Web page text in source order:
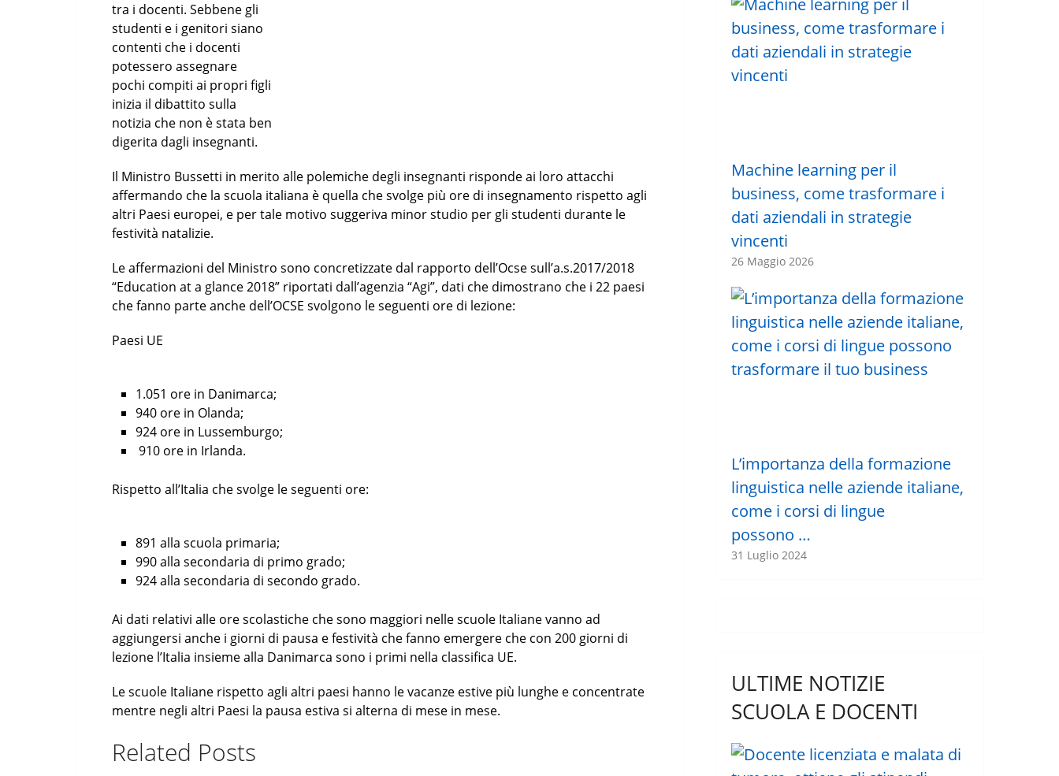
tra i docenti. Sebbene gli
studenti e i genitori siano
contenti che i docenti
potessero assegnare
pochi compiti ai propri figli
inizia il dibattito sulla
notizia che non è stata ben
digerita dagli insegnanti.
Il Ministro Bussetti in merito alle polemiche degli insegnanti risponde ai loro attacchi
affermando che la scuola italiana è quella che svolge più ore di insegnamento rispetto agli
altri Paesi europei, e per tale motivo suggeriva minor studio per gli studenti durante le
festività natalizie.
Le affermazioni del Ministro sono concretizzate dal rapporto dell’Ocse sull’a.s.2017/2018
“Education at a glance 2018” riportati dall’agenzia “Agi”, dati che dimostrano che i 22 paesi
che fanno parte anche dell’OCSE svolgono le seguenti ore di lezione:
Paesi UE
1.051 ore in Danimarca;
940 ore in Olanda;
924 ore in Lussemburgo;
910 ore in Irlanda.
Rispetto all’Italia che svolge le seguenti ore:
891 alla scuola primaria;
990 alla secondaria di primo grado;
924 alla secondaria di secondo grado.
Ai dati relativi alle ore scolastiche che sono maggiori nelle scuole Italiane vanno ad
aggiungersi anche i giorni di pausa e festività che fanno emergere che con 200 giorni di
lezione l’Italia insieme alla Danimarca sono i primi nella classifica UE.
Le scuole Italiane rispetto agli altri paesi hanno le vacanze estive più lunghe e concentrate
mentre negli altri Paesi la pausa estiva si alterna di mese in mese.
Related Posts
Machine learning per il
business, come trasformare i
dati aziendali in strategie
vincenti
26 Maggio 2026
L’importanza della formazione
linguistica nelle aziende italiane,
come i corsi di lingue
possono …
31 Luglio 2024
ULTIME NOTIZIE
SCUOLA E DOCENTI